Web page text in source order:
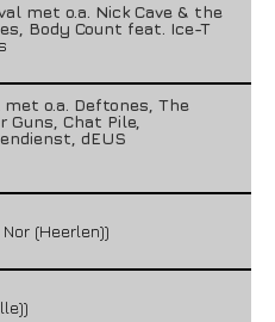
met o.a. Nick Cave & the
Body Count feat. Ice-T
o.a. Deftones, The
Guns, Chat Pile,
dEUS
(Heerlen))